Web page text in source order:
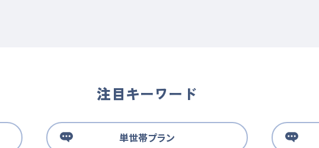
注目キーワード
単世帯プラン